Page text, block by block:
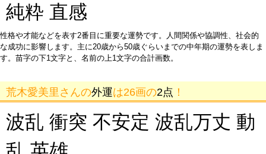
純粋 直感
性格や才能などを表す2番目に重要な運勢です。人間関係や協調性、社会的
な成功に影響します。主に20歳から50歳ぐらいまでの中年期の運勢を表しま
す。苗字の下1文字と、名前の上1文字の合計画数。
荒木愛美里さんの外運は26画の2点 ！
波乱 衝突 不安定 波乱万丈 動